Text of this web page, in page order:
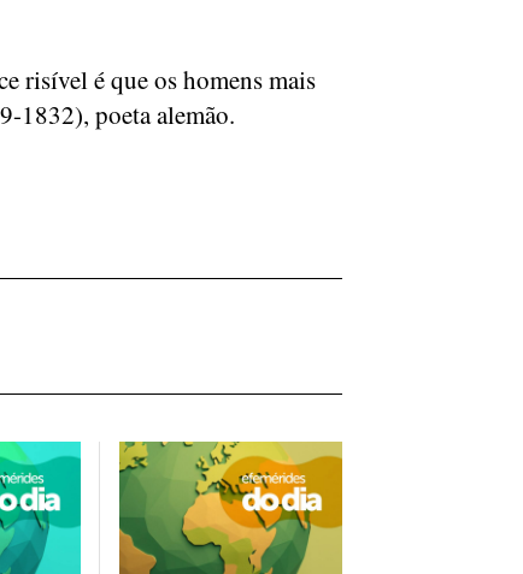
risível é que os homens mais
1832), poeta alemão.